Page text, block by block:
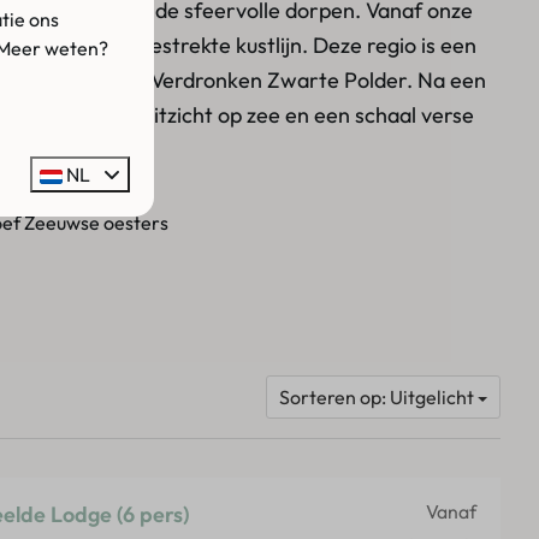
natuur en de sfeervolle dorpen. Vanaf onze
langs de uitgestrekte kustlijn. Deze regio is een
natuurgebied Verdronken Zwarte Polder. Na een
van het uitzicht op zee en een schaal verse
Zeeuwse oesters
Sorteren op: Uitgelicht
Vanaf
Lodge (6 pers)
ons
weten?
NL